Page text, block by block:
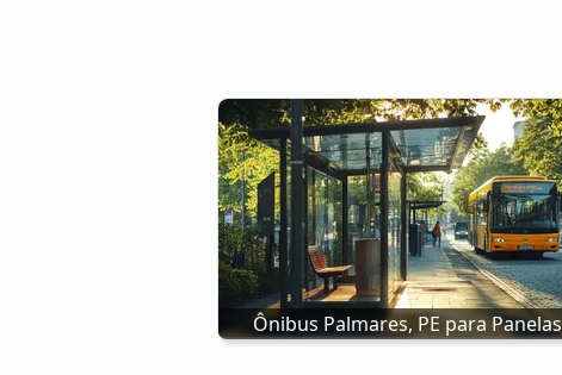
Ônibus Palmares, PE para Panelas